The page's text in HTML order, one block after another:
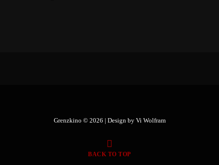
Grenzkino © 2026 | Design by Vi Wolfram
BACK TO TOP